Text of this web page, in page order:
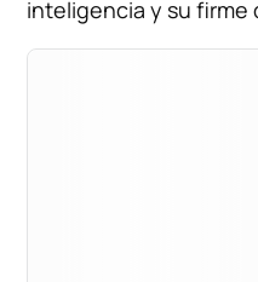
inteligencia y su firme